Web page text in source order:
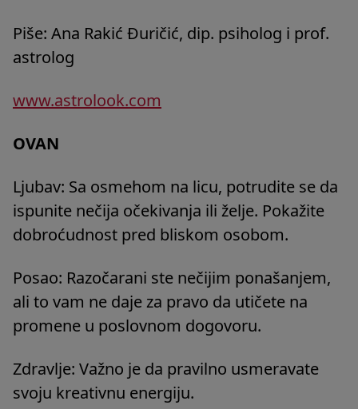
Piše: Ana Rakić Đuričić, dip. psiholog i prof.
astrolog
www.astrolook.com
OVAN
Ljubav: Sa osmehom na licu, potrudite se da
ispunite nečija očekivanja ili želje. Pokažite
dobroćudnost pred bliskom osobom.
Posao: Razočarani ste nečijim ponašanjem,
ali to vam ne daje za pravo da utičete na
promene u poslovnom dogovoru.
Zdravlje: Važno je da pravilno usmeravate
svoju kreativnu energiju.